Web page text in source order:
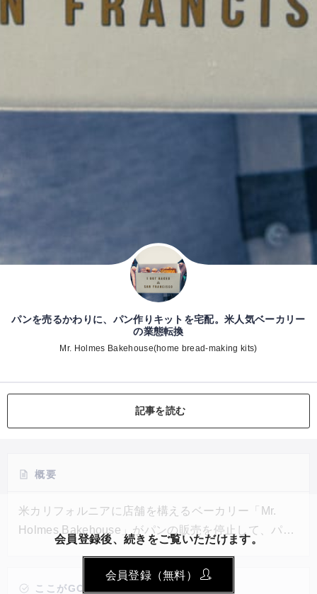
パンを売るかわりに、パン作りキットを宅配。米人気ベーカリー
の業態転換
Mr. Holmes Bakehouse(home bread-making kits)
記事を読む
概要
米カリフォルニアに店舗を構えるベーカリー「Mr.
Holmes Bakehouse」がパンの販売を停止して、パン
の手作りキットのECビジネスに切り替えることで新
型コロナウイルス感染拡大に伴う窮地を乗り越えよう
としている。同社では、パン以外にも様々なレシピを
ここがGOOD!
会員登録後、続きをご覧いただけます。
会員登録（無料）